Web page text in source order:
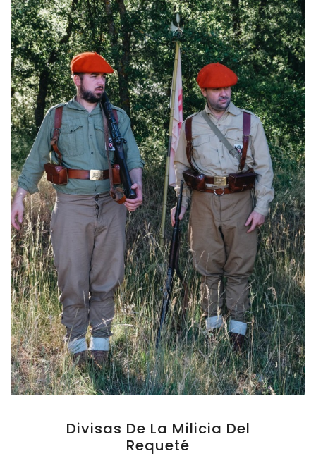
Divisas De La Milicia Del
Requeté